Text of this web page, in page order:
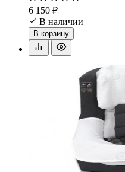
6 150 ₽
В наличии
В корзину